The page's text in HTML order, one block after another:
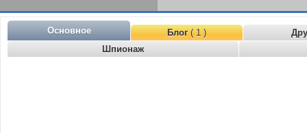
Основное Блог( 1 )
Шпионаж